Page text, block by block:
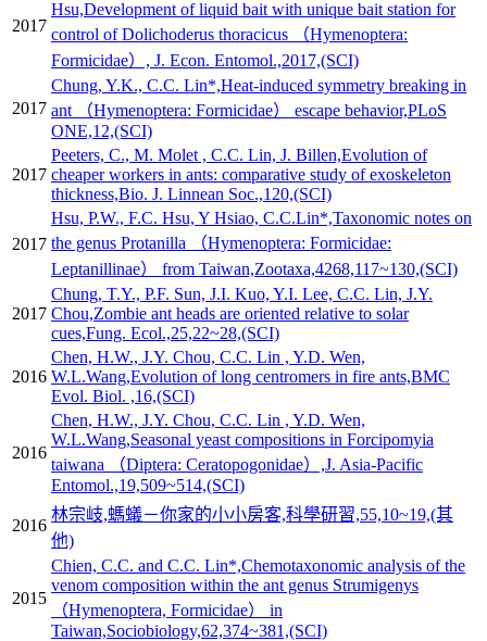
2017
Hsu,Development of liquid bait with unique bait station for
control of Dolichoderus thoracicus （Hymenoptera:
Formicidae）, J. Econ. Entomol.,2017,(SCI)
2017
Chung, Y.K., C.C. Lin*,Heat-induced symmetry breaking in
ant （Hymenoptera: Formicidae） escape behavior,PLoS
ONE,12,(SCI)
2017
Peeters, C., M. Molet , C.C. Lin, J. Billen,Evolution of
cheaper workers in ants: comparative study of exoskeleton
thickness,Bio. J. Linnean Soc.,120,(SCI)
2017
Hsu, P.W., F.C. Hsu, Y Hsiao, C.C.Lin*,Taxonomic notes on
the genus Protanilla （Hymenoptera: Formicidae:
Leptanillinae） from Taiwan,Zootaxa,4268,117~130,(SCI)
2017
Chung, T.Y., P.F. Sun, J.I. Kuo, Y.I. Lee, C.C. Lin, J.Y.
Chou,Zombie ant heads are oriented relative to solar
cues,Fung. Ecol.,25,22~28,(SCI)
2016
Chen, H.W., J.Y. Chou, C.C. Lin , Y.D. Wen,
W.L.Wang,Evolution of long centromers in fire ants,BMC
Evol. Biol. ,16,(SCI)
2016
Chen, H.W., J.Y. Chou, C.C. Lin , Y.D. Wen,
W.L.Wang,Seasonal yeast compositions in Forcipomyia
taiwana （Diptera: Ceratopogonidae）,J. Asia-Pacific
Entomol.,19,509~514,(SCI)
2016
林宗岐,螞蟻－你家的小小房客,科學研習,55,10~19,(其
他)
2015
Chien, C.C. and C.C. Lin*,Chemotaxonomic analysis of the
venom composition within the ant genus Strumigenys
（Hymenoptera, Formicidae） in
Taiwan,Sociobiology,62,374~381,(SCI)